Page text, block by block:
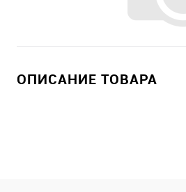
ОПИСАНИЕ ТОВАРА